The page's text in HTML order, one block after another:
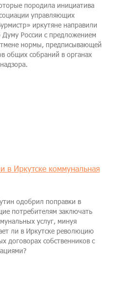
породила инициатива
управляющих
иркутяне направили
России с предложением
нормы, предписывающей
общих собраний в органах
в Иркутске коммунальная
одобрил поправки в
потребителям заключать
услуг, минуя
ли в Иркутске революцию
договорах собственников с